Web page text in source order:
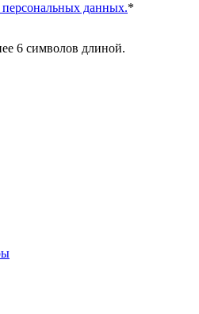
данных.*
6 символов длиной.